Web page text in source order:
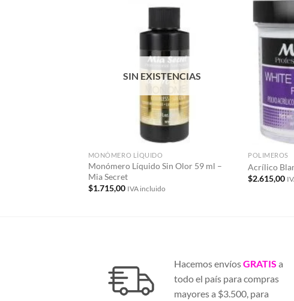
SIN EXISTENCIAS
MONÓMERO LÍQUIDO
Monómero Líquido Sin Olor 59 ml –
Mia Secret
$1.715,00 IVA incluido
POLIMEROS
Acrílico
$2.615,00
Hacemos envíosGRATIS a
todo el país para compras
mayores a $3.500, para